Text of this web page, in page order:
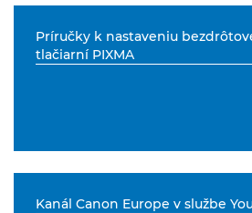
Príručky k nastaveniu
tlačiarní PIXMA
Kanál Canon Europe v službe